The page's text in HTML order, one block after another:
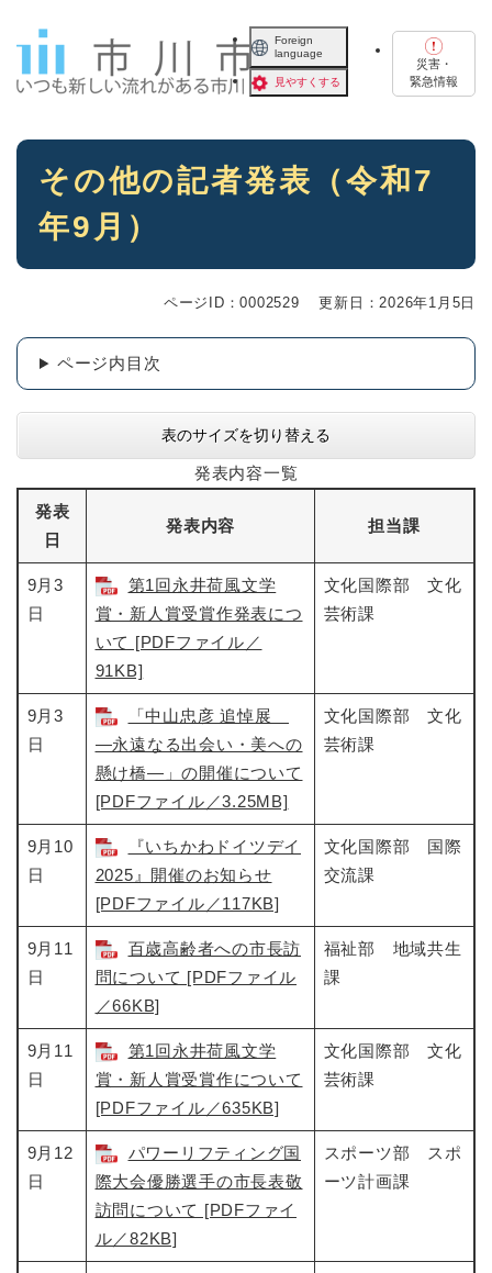
Foreign
language
見やすくする
災害・
緊急情報
本
その他の記者発表（令和7
年9月）
ページID：0002529 更新日：2026年1月5日
ページ内目次
表のサイズを切り替える
発表内容一覧
発表
日
発表内容 担当課
9月3
日
第1回永井荷風文学
賞・新人賞受賞作発表につ
いて [PDFファイル／
91KB]
文化国際部 文化
芸術課
9月3
日
「中山忠彦 追悼展
―永遠なる出会い・美への
懸け橋―」の開催について
[PDFファイル／3.25MB]
文化国際部 文化
芸術課
9月10
日
『いちかわドイツデイ
2025』開催のお知らせ
[PDFファイル／117KB]
文化国際部 国際
交流課
9月11
日
百歳高齢者への市長訪
問について [PDFファイル
／66KB]
福祉部 地域共生
課
9月11
日
第1回永井荷風文学
賞・新人賞受賞作について
[PDFファイル／635KB]
文化国際部 文化
芸術課
9月12
日
パワーリフティング国
際大会優勝選手の市長表敬
訪問について [PDFファイ
ル／82KB]
スポーツ部 スポ
ーツ計画課